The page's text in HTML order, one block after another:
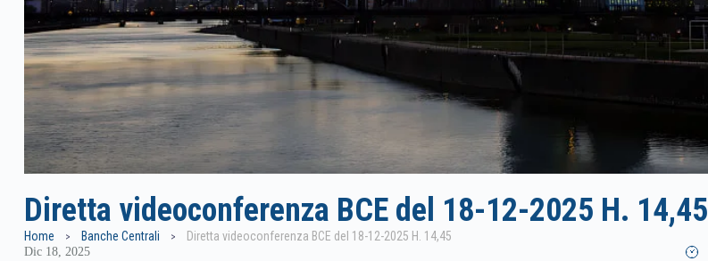
Diretta videoconferenza BCE del 18-12-2025 H. 14,45
Home Banche Centrali Diretta videoconferenza BCE del 18-12-2025 H. 14,45
Dic 18, 2025